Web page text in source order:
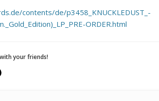
contents/de/p3458_KNUCKLEDUST_-
ORDER.html
your friends!